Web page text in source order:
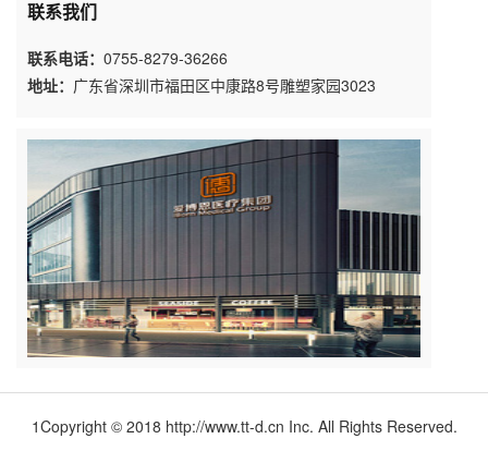
联系我们
联系电话： 0755-8279-36266
地址： 广东省深圳市福田区中康路8号雕塑家园3023
1Copyright © 2018 http://www.tt-d.cn Inc. All Rights Reserved.